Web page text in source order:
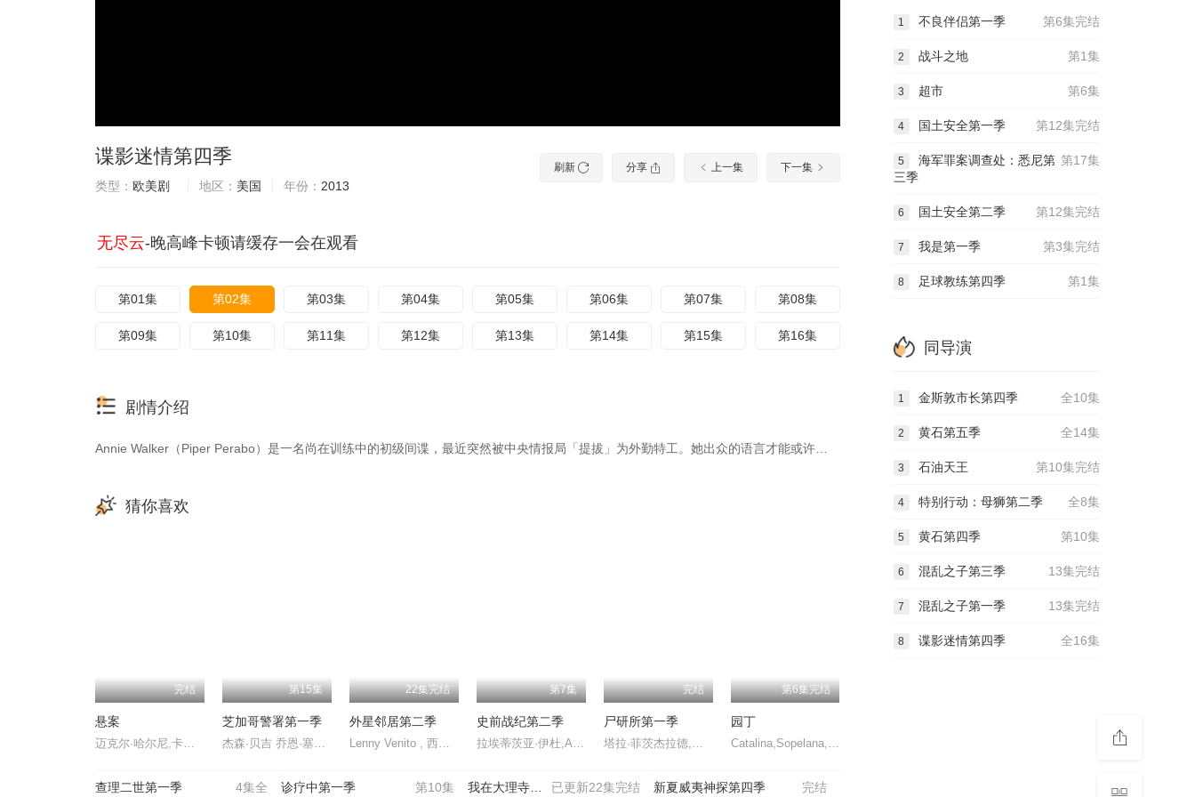
刷新 分享 上一集 下一集
谍影迷情第四季
类型： 欧美剧 地区： 美国 年份： 2013
无尽云-晚高峰卡顿请缓存一会在观看
第01集 第02集 第03集 第04集 第05集 第06集 第07集 第08集
第09集 第10集 第11集 第12集 第13集 第14集 第15集 第16集
剧情介绍
Annie Walker（Piper Perabo）是一名尚在训练中的初级间谍，最近突然被中央情报局「提拔」为外勤特工。她出众的语言才能或许…
猜你喜欢
完结
悬案
迈克尔·哈尔尼,卡米利·陈,劳瑞·佛蒂尔,斯宾塞·加雷特
第15集
芝加哥警署第一季
杰森·贝吉 乔恩·塞达 杰西·李·索弗 帕特里克·约翰·弗鲁格
22集完结
外星邻居第二季
Lenny Venito , 西蒙·坦普曼 , 杰米·格尔兹 , Toks Olagundoye , 提姆·乔 , Isabella Cramp , Clara Mamet , Ian Patrick , 麦克斯·查尔斯
第7集
史前战纪第二季
拉埃蒂茨亚·伊杜,Aaron,LaPlante
完结
尸研所第一季
塔拉·菲茨杰拉德,乌米·马萨库,马克·巴泽利,芬莱·罗伯特森,基思·艾伦,Sarah Patel
第6集完结
园丁
Catalina,Sopelana,塞西莉亚·苏亚雷斯,伊万·马萨格,阿尔瓦罗·里科,埃玛·苏亚雷斯,Javier,Morgade,玛丽亚·巴斯克斯,弗朗西斯•洛伦索,埃斯特万·罗尔,Isabel,Garrido,Candela,Solé
4集全
查理二世第一季 第10集
诊疗中第一季 已更新22集完结
我在大理寺当宠物 完结
新夏威夷神探第四季
第6集完结
1 不良伴侣第一季
第1集
2 战斗之地
第6集
3 超市
第12集完结
4 国土安全第一季
第17集
5
海军罪案调查处：悉尼第
三季
第12集完结
6 国土安全第二季
第3集完结
7 我是第一季
第1集
8 足球教练第四季
同导演
全10集
1 金斯敦市长第四季
全14集
2 黄石第五季
第10集完结
3 石油天王
全8集
4 特别行动：母狮第二季
第10集
5 黄石第四季
13集完结
6 混乱之子第三季
13集完结
7 混乱之子第一季
全16集
8 谍影迷情第四季